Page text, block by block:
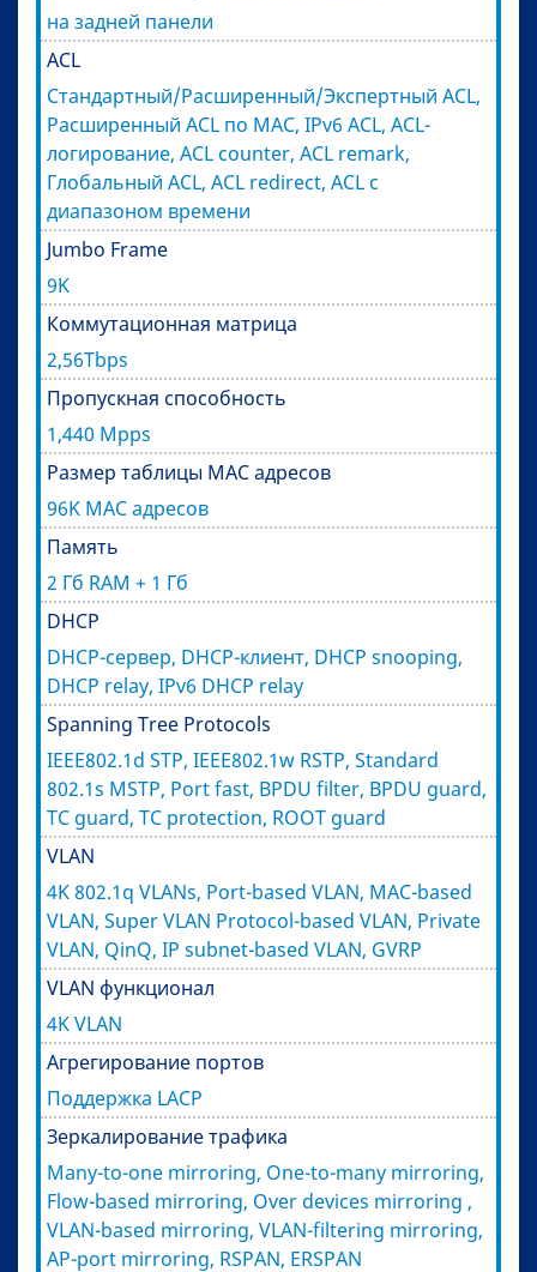
на задней панели
ACL
Стандартный/Расширенный/Экспертный ACL,
Расширенный ACL по MAC, IPv6 ACL, ACL-
логирование, ACL counter, ACL remark,
Глобальный ACL, ACL redirect, ACL с
диапазоном времени
Jumbo Frame
9K
Коммутационная матрица
2,56Tbps
Пропускная способность
1,440 Mpps
Размер таблицы MAC адресов
96K MAC адресов
Память
2 Гб RAM + 1 Гб
DHCP
DHCP-сервер, DHCP-клиент, DHCP snooping,
DHCP relay, IPv6 DHCP relay
Spanning Tree Protocols
IEEE802.1d STP, IEEE802.1w RSTP, Standard
802.1s MSTP, Port fast, BPDU filter, BPDU guard,
TC guard, TC protection, ROOT guard
VLAN
4K 802.1q VLANs, Port-based VLAN, MAC-based
VLAN, Super VLAN Protocol-based VLAN, Private
VLAN, QinQ, IP subnet-based VLAN, GVRP
VLAN функционал
4K VLAN
Агрегирование портов
Поддержка LACP
Зеркалирование трафика
Many-to-one mirroring, One-to-many mirroring,
Flow-based mirroring, Over devices mirroring ,
VLAN-based mirroring, VLAN-filtering mirroring,
AP-port mirroring, RSPAN, ERSPAN